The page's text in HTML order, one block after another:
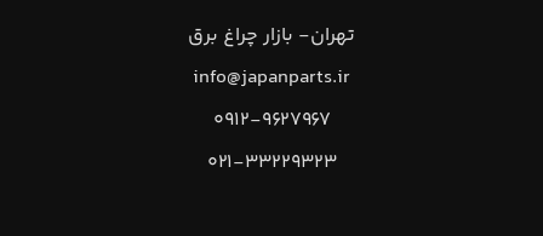
تهران- بازار چراغ برق
info@japanparts.ir
۰۹۱۲-۹۶۲۷۹۶۷
۰۲۱-۳۳۲۲۹۳۲۳